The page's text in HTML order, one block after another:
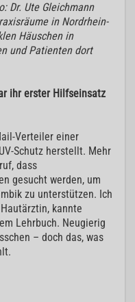
Dr. Ute Gleichmann
in Nordrhein-
Häuschen in
und Patienten dort
ihr erster Hilfseinsatz
Verteiler einer
Schutz herstellt. Mehr
dass
gesucht werden, um
zu unterstützen. Ich
kannte
Lehrbuch. Neugierig
– doch das, was